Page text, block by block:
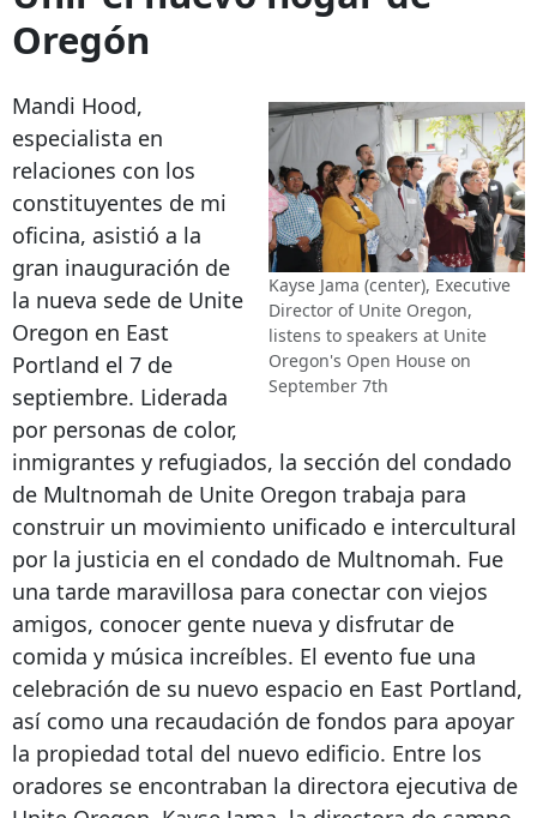
Oregón
Kayse Jama (center), Executive
Director of Unite Oregon,
listens to speakers at Unite
Oregon's Open House on
September 7th
Mandi Hood,
especialista en
relaciones con los
constituyentes de mi
oficina, asistió a la
gran inauguración de
la nueva sede de Unite
Oregon en East
Portland el 7 de
septiembre. Liderada
por personas de color,
inmigrantes y refugiados, la sección del condado
de Multnomah de Unite Oregon trabaja para
construir un movimiento unificado e intercultural
por la justicia en el condado de Multnomah. Fue
una tarde maravillosa para conectar con viejos
amigos, conocer gente nueva y disfrutar de
comida y música increíbles. El evento fue una
celebración de su nuevo espacio en East Portland,
así como una recaudación de fondos para apoyar
la propiedad total del nuevo edificio. Entre los
oradores se encontraban la directora ejecutiva de